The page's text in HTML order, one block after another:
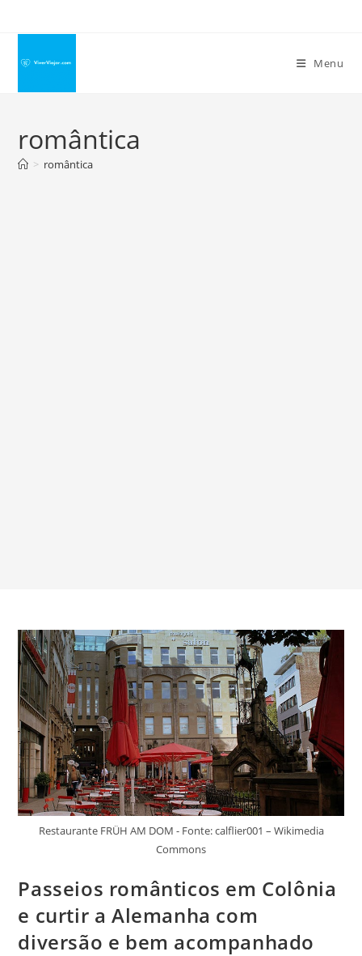
conteúdo
Menu
romântica
> romântica
Restaurante FRÜH AM DOM - Fonte: calflier001 – Wikimedia
Commons
Passeios românticos em Colônia
e curtir a Alemanha com
diversão e bem acompanhado